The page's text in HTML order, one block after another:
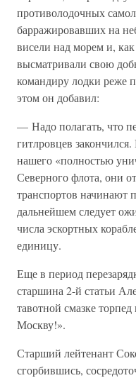
противолодочных
барражировавших на
висели над морем и,
высматривали свою
командиру лодки реже
этом он добавил:
— Надо полагать, что
гитлровцев
нашего «полностью
Северного флота, они
транспортов начинают
дальнейшем следует
числа эскортных
единицу.
Еще в период
старшина 2-й статьи
тавотной смазке
Москву!».
Старший лейтенант
сгорбившись,